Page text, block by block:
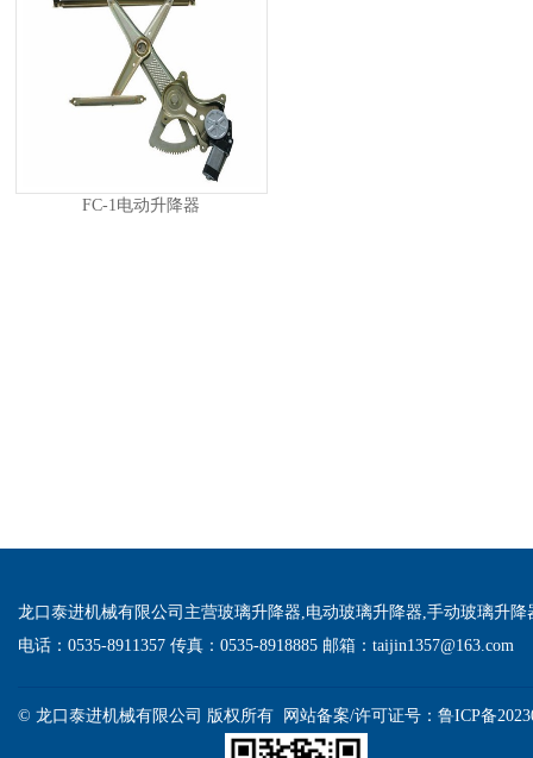
FC-1电动升降器
龙口泰进机械有限公司主营玻璃升降器,电动玻璃升降器,手动玻璃升降
电话：0535-8911357 传真：0535-8918885 邮箱：taijin1357@163.com
© 龙口泰进机械有限公司 版权所有 网站备案/许可证号： 鲁ICP备